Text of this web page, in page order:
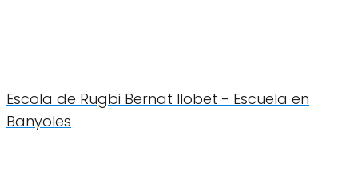
Escola de Rugbi Bernat llobet - Escuela en
Banyoles